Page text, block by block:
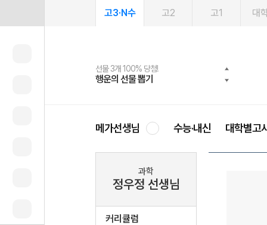
고3·N수 고2 고1 대
선물 3개 100% 당첨!
행운의 선물 뽑기
선물 100% 증정!
메가스터디 X 올리브
여름방학 스터디 캐시백
메가런 썸머스쿨
2027 러셀 단과
강사 공개선발
스마트러닝앱
설문 EVENT
메가패스
3일 무료 체험권
메가패스 수강생 무료혜택!
메가클럽 멤버십
사회공헌 캠페인
희망이룸 메가나눔
메가선생님 수능·내신 대학별고
과학
정우정 선생님
커리큘럼